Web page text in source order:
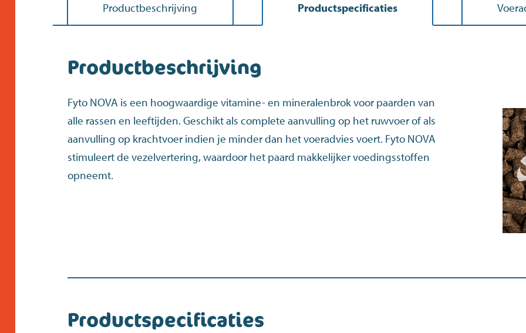
Productbeschrijving Productspecificaties
Productbeschrijving
Fyto NOVA is een hoogwaardige vitamine- en mineralenbrok voor paarden van
alle rassen en leeftijden. Geschikt als complete aanvulling op het ruwvoer of als
aanvulling op krachtvoer indien je minder dan het voeradvies voert. Fyto NOVA
stimuleert de vezelvertering, waardoor het paard makkelijker voedingsstoffen
opneemt.
Productspecificaties